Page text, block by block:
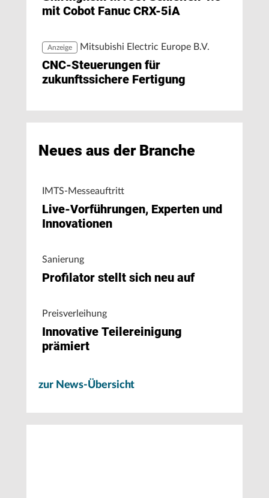
mit Cobot Fanuc CRX-5iA
Anzeige Mitsubishi Electric Europe B.V.
CNC-Steuerungen für
zukunftssichere Fertigung
Neues aus der Branche
IMTS-Messeauftritt
Live-Vorführungen, Experten und
Innovationen
Sanierung
Profilator stellt sich neu auf
Preisverleihung
Innovative Teilereinigung
prämiert
zur News-Übersicht